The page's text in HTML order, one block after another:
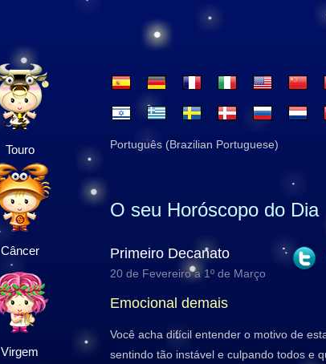
Touro
Câncer
Virgem
Português (Brazilian Portuguese)
O seu Horóscopo do Dia
Primeiro Decanato
20 de Fevereiro a 1º de Março
Emocional demais
Você acha difícil entender o motivo de
sentindo tão instável e culpando todos e